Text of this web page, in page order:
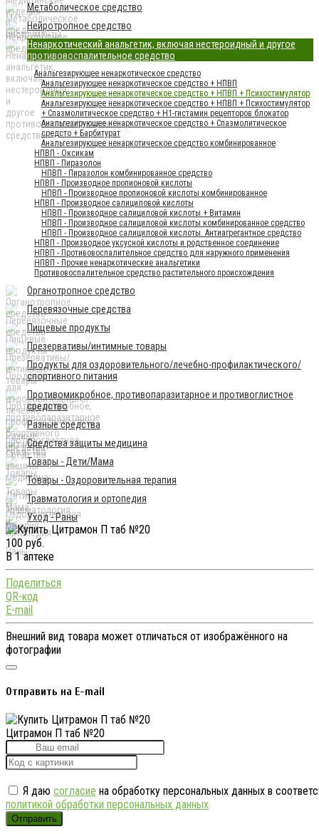
Метаболическое средство
Нейротропное средство
Ненаркотический анальгетик, включая нестероидный и другое
противовоспалительное средство
Анальгезирующее ненаркотическое средство
Анальгезирующее ненаркотическое средство + НПВП
Анальгезирующее ненаркотическое средство + НПВП + Психостимулятор
Анальгезирующее ненаркотическое средство + НПВП + Психостимулятор
+ Спазмолитическое средство + H1-гистамин рецепторов блокатор
Анальгезирующее ненаркотическое средство + Спазмолитическое
средсто + Барбитурат
Анальгезирующее ненаркотическое средство комбинированное
НПВП - Оксикам
НПВП - Пиразолон
НПВП - Пиразолон комбинированное средство
НПВП - Производное пропионовой кислоты
НПВП - Производное пропионовой кислоты комбинированное
НПВП - Производное салициловой кислоты
НПВП - Производное салициловой кислоты + Витамин
НПВП - Производное салициловой кислоты комбинированное средство
НПВП - Производное салициловой кислоты. Антиагрегантное средство
НПВП - Производное уксусной кислоты и родственное соединение
НПВП - Противовоспалительное средство для наружного применения
НПВП - Прочие ненаркотические анальгетики
Противовоспалительное средство растительного происхождения
Органотропное средство
Перевязочные средства
Пищевые продукты
Презервативы/интимные товары
Продукты для оздоровительного/лечебно-профилактического/
спортивного питания
Противомикробное, противопаразитарное и противоглистное
средство
Разные средства
Средства защиты медицина
Товары - Дети/Мама
Товары - Оздоровительная терапия
Травматология и ортопедия
Уход - Раны
100 руб.
В 1 аптеке
Поделиться
QR-код
E-mail
Внешний вид товара может отличаться от изображённого на
фотографии
Отправить на E-mail
Цитрамон П таб №20
Я даю согласие на обработку персональных данных в
политикой обработки персональных данных
Отправить